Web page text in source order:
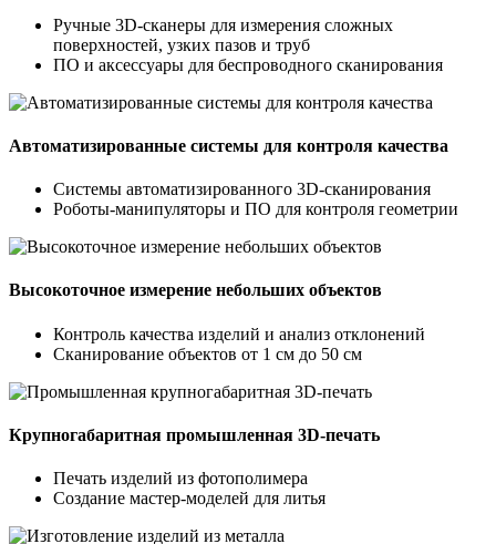
Ручные 3D-сканеры для измерения сложных
поверхностей, узких пазов и труб
ПО и аксессуары для беспроводного сканирования
Автоматизированные системы для контроля качества
Системы автоматизированного 3D-сканирования
Роботы-манипуляторы и ПО для контроля геометрии
Высокоточное измерение небольших объектов
Контроль качества изделий и анализ отклонений
Сканирование объектов от 1 см до 50 см
Крупногабаритная промышленная 3D‑печать
Печать изделий из фотополимера
Создание мастер‑моделей для литья